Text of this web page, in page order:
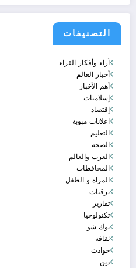
التصنيفات
آراء وأفكار القراء
أخبار العالم
أهم الأخبار
إسلاميات
إقتصاد
اعلانات مبوبة
التعليم
الصحة
العرب والعالم
المحافظات
المراة و الطفل
برقيات
تقارير
تكنولوجيا
توك شو
ثقافة
حوادث
دين